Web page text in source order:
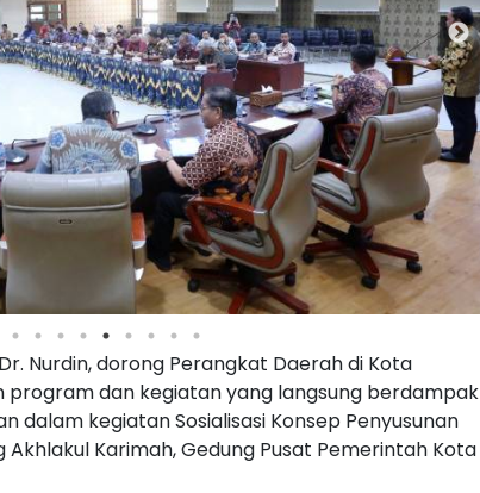
Nurdin, dorong Perangkat Daerah di Kota
program dan kegiatan yang langsung berdampak
dalam kegiatan Sosialisasi Konsep Penyusunan
Karimah, Gedung Pusat Pemerintah Kota